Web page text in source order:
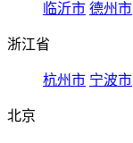
临沂市 德州市
浙江省
杭州市 宁波市
北京